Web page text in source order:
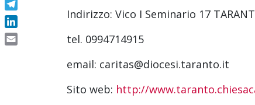
Indirizzo: Vico I Seminario 17
tel. 0994714915
email: caritas@diocesi.taranto.it
Sito web: http://
Telegram
LinkedIn